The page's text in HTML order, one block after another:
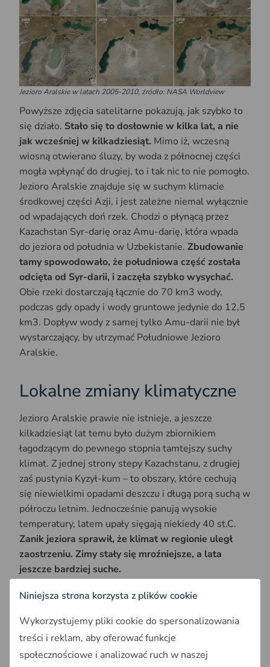
Jezioro Aralskie w latach 2005-2010, źródło: NASA Worldview
Powyższe zdjęcia satelitarne pokazują, jak szybko to
się działo. Stało się to dosłownie w kilka lat, a nie
jak wcześniej w kilkadziesiąt. Mimo iż, wczesną
wiosną otwierano śluzy, by woda z północnej części
mogła wpłynąć do drugiej, to i tak nic to nie pomogło.
Jezioro Aralskie znajduje się w suchym klimacie
środkowej części Azji, i jest zależne niemal wyłącznie
od wpadających doń rzek. Chodzi o płynącą przez
Kazachstan Syr-darię oraz Amu-darię, która wpada
do jeziora od południa w Uzbekistanie. Zbudowanie
tamy spowodowało, że południowa część została
odcięta od Syr-darii, i zaczęła szybko wysychać.
Obie rzeki dostarczają łącznie do 70 km3 wody,
podczas gdy opady i wody gruntowe jedynie do 12,5
km3. Dopływ wody z samej tylko Amu-darii nie był
wystarczający, by utrzymać Południowe Jezioro
Aralskie.
Lokalne zmiany klimatyczne
Jezioro Aralskie prawie nie istnieje, a jeszcze
kilkadziesiąt lat temu było dużym zbiornikiem
łagodzącym do pewnego stopnia tamtejszy suchy
klimat. Z jednej strony stepy Kazachstanu, z drugiej
zaś pustynia Kyzył-kum – to obszary, które cechują
się niewielkimi opadami deszczu i długą porą suchą w
półroczu letnim. Jednocześnie panują wysokie
temperatury, latem upały sięgają niekiedy 40 st.C.
Zanik jeziora sprawił, że klimat w regionie uległ
zaostrzeniu. Zimy stały się mroźniejsze, a lata
jeszcze bardziej suche.
Niniejsza strona korzysta z plików cookie
Wykorzystujemy pliki cookie do spersonalizowania
treści i reklam, aby oferować funkcje
społecznościowe i analizować ruch w naszej